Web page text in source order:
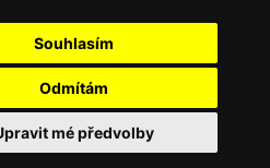
Souhlasím
Odmítám
mé předvolby
oblasti, alpské ski areály